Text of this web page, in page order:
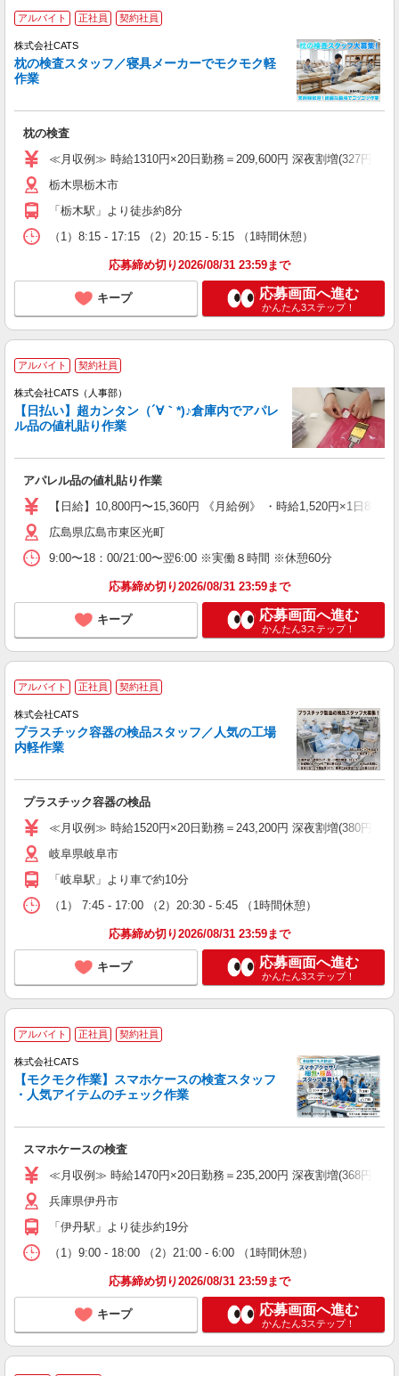
アルバイト 正社員 契約社員
株式会社CATS
枕の検査スタッフ／寝具メーカーでモクモク軽
作業
枕の検査
≪月収例≫ 時給1310円×20日勤務＝209,600円 深夜割増(327円
栃木県栃木市
「栃木駅」より徒歩約8分
（1）8:15 - 17:15 （2）20:15 - 5:15 （1時間休憩）
応募締め切り2026/08/31 23:59まで
キープ 応募画面へ進む
かんたん3ステップ！
アルバイト 契約社員
株式会社CATS（人事部）
【日払い】超カンタン（´∀｀*)♪倉庫内でアパレ
ル品の値札貼り作業
アパレル品の値札貼り作業
【日給】10,800円〜15,360円 《月給例》 ・時給1,520円×1日8h×
広島県広島市東区光町
9:00〜18：00/21:00〜翌6:00 ※実働８時間 ※休憩60分
応募締め切り2026/08/31 23:59まで
キープ 応募画面へ進む
かんたん3ステップ！
アルバイト 正社員 契約社員
株式会社CATS
プラスチック容器の検品スタッフ／人気の工場
内軽作業
プラスチック容器の検品
≪月収例≫ 時給1520円×20日勤務＝243,200円 深夜割増(380円
岐阜県岐阜市
「岐阜駅」より車で約10分
（1） 7:45 - 17:00 （2）20:30 - 5:45 （1時間休憩）
応募締め切り2026/08/31 23:59まで
キープ 応募画面へ進む
かんたん3ステップ！
アルバイト 正社員 契約社員
株式会社CATS
【モクモク作業】スマホケースの検査スタッフ
・人気アイテムのチェック作業
スマホケースの検査
≪月収例≫ 時給1470円×20日勤務＝235,200円 深夜割増(368円
兵庫県伊丹市
「伊丹駅」より徒歩約19分
（1）9:00 - 18:00 （2）21:00 - 6:00 （1時間休憩）
応募締め切り2026/08/31 23:59まで
キープ 応募画面へ進む
かんたん3ステップ！